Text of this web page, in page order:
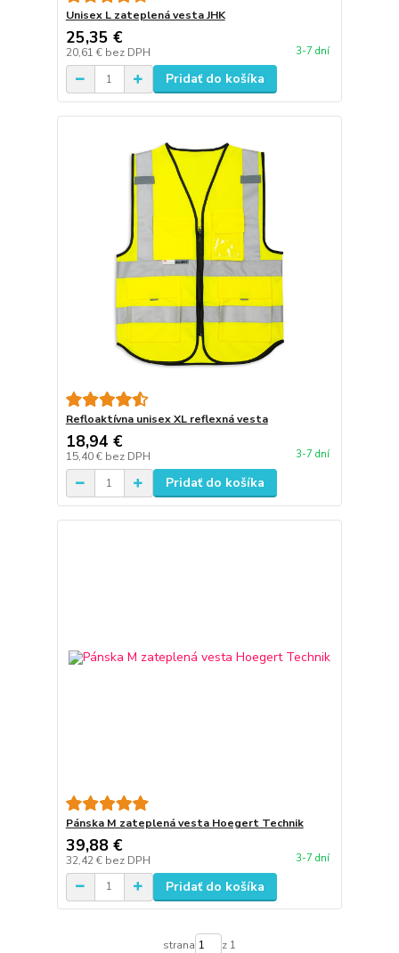
Unisex L zateplená vesta JHK
25,35 €
20,61 € bez DPH 3-7 dní
Pridať do košíka
Refloaktívna unisex XL reflexná vesta
18,94 €
15,40 € bez DPH 3-7 dní
Pridať do košíka
Pánska M zateplená vesta Hoegert Technik
39,88 €
32,42 € bez DPH 3-7 dní
Pridať do košíka
strana z 1